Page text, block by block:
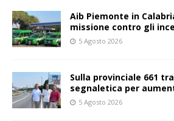
Aib Piemonte in
missione contro gli
5 Agosto 2026
Sulla provinciale 661
segnaletica per
5 Agosto 2026